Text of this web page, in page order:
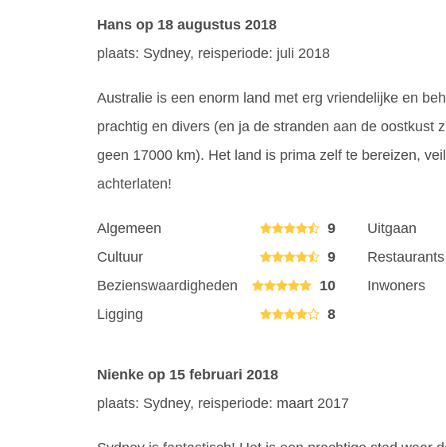
Hans op 18 augustus 2018
plaats: Sydney, reisperiode: juli 2018
Australie is een enorm land met erg vriendelijke en
prachtig en divers (en ja de stranden aan de oostkust
geen 17000 km). Het land is prima zelf te bereizen,
achterlaten!
Algemeen 9 Uitgaan
Cultuur
9 Restaurants
Bezienswaardigheden
10 Inwoners
Ligging
8
Nienke op 15 februari 2018
plaats: Sydney, reisperiode: maart 2017